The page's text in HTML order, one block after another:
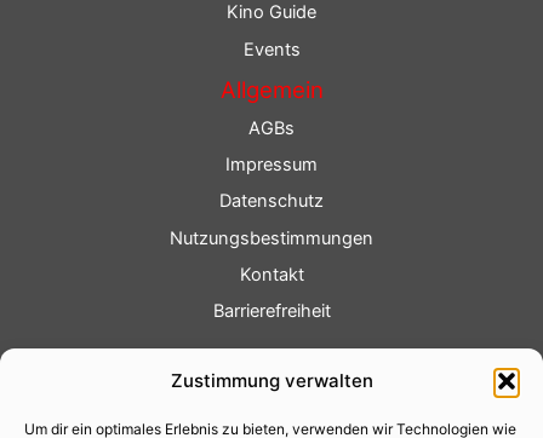
Zustimmung verwalten
Um dir ein optimales Erlebnis zu bieten, verwenden wir Technologien wie
Kino Guide
Events
Allgemein
AGBs
Impressum
Datenschutz
Nutzungsbestimmungen
Kontakt
Barrierefreiheit
Fotoservice